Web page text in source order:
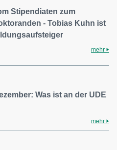
Stipendiaten zum
- Tobias Kuhn ist
mehr
Was ist an der UDE
mehr